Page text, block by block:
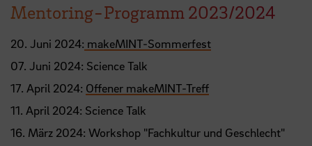
Mentoring-Programm 2023/2024
20. Juni 2024: makeMINT-Sommerfest
07. Juni 2024: Science Talk
17. April 2024: Offener makeMINT-Treff
11. April 2024: Science Talk
16. März 2024: Workshop "Fachkultur und Geschlecht"